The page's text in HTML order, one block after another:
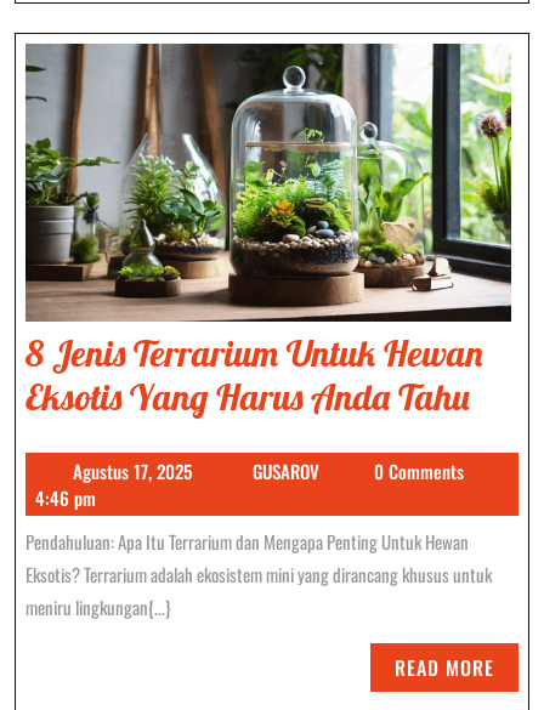
8 Jenis Terrarium Untuk Hewan
Eksotis Yang Harus Anda Tahu8
Agustus 17, 2025Agustus
2025
GUSAROVGUSAROV0 Comments
4:46 pm
Pendahuluan: Apa Itu Terrarium dan Mengapa Penting Untuk Hewan
Eksotis? Terrarium adalah ekosistem mini yang dirancang khusus untuk
meniru lingkungan{...}
READ MORE
MORE